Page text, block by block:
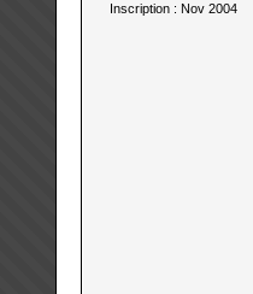
Inscription : Nov 2004